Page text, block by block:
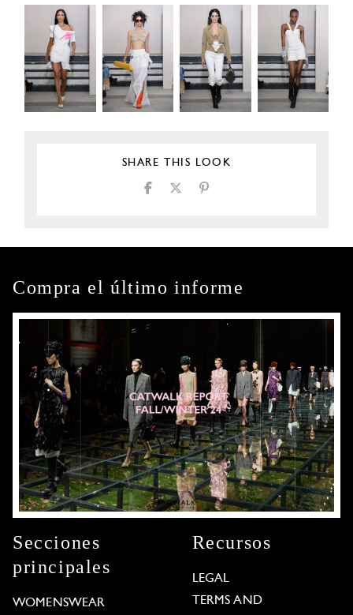
SHARE THIS LOOK
Compra el último informe
Secciones
principales
WOMENSWEAR
Recursos
LEGAL
TERMS AND